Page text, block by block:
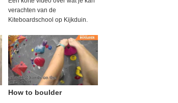
verachten van de
Kiteboardschool op Kijkduin.
How to boulder